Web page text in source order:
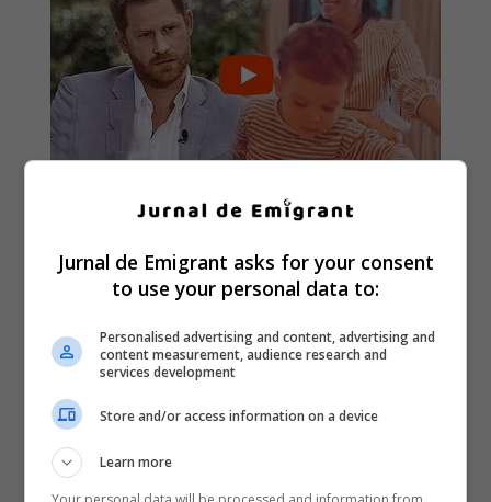
Jurnal de Emigrant asks for your consent
to use your personal data to:
Personalised advertising and content, advertising and
content measurement, audience research and
services development
Store and/or access information on a device
Learn more